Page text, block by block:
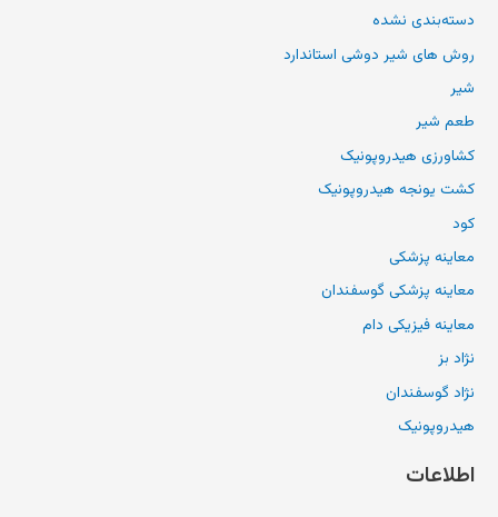
دسته‌بندی نشده
روش های شیر دوشی استاندارد
شیر
طعم شیر
کشاورزی هیدروپونیک
کشت یونجه هیدروپونیک
کود
معاینه پزشکی
معاینه پزشکی گوسفندان
معاینه فیزیکی دام
نژاد بز
نژاد گوسفندان
هیدروپونیک
اطلاعات